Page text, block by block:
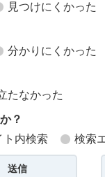
見つけにくかった
分かりにくかった
たなかった
？
ト内検索 検索